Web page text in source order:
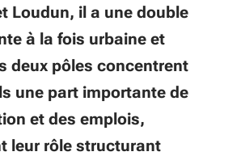
Loudun, il a une double
à la fois urbaine et
deux pôles concentrent
une part importante de
et des emplois,
leur rôle structurant